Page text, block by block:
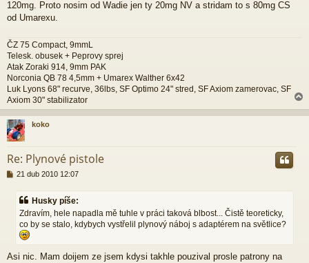
p
ě
k
120mg. Proto nosim od Wadie jen ty 20mg NV a stridam to s 80mg CS
od Umarexu.
ČZ 75 Compact, 9mmL
Telesk. obusek + Peprovy sprej
Atak Zoraki 914, 9mm PAK
Norconia QB 78 4,5mm + Umarex Walther 6x42
Luk Lyons 68" recurve, 36lbs, SF Optimo 24" stred, SF Axiom zamerovac, SF
Axiom 30" stabilizator
a
h
koko
Re: Plynové pistole
P
e
k
21 dub 2010 12:07
Husky píše:
Zdravím, hele napadla mě tuhle v práci taková blbost... Čistě teoreticky,
co by se stalo, kdybych vystřelil plynový náboj s adaptérem na světlice?
Asi nic. Mam doijem ze jsem kdysi takhle pouzival prosle patrony na